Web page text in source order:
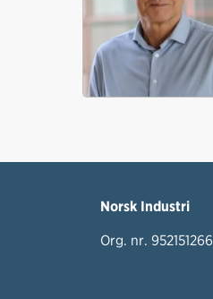
Norsk Industri
Org. nr. 952151266